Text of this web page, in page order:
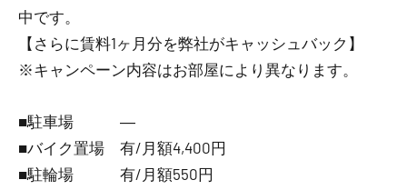
中です。
【さらに賃料1ヶ月分を弊社がキャッシュバック】
※キャンペーン内容はお部屋により異なります。
■駐車場 ―
■バイク置場 有/月額4,400円
■駐輪場 有/月額550円